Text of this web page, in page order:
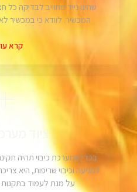
שהינו נייד מחוייב לבדיקה
המכשיר. לוודא כי
קרא
ציוד
בכדי שמערכת כיבוי תהיה
למניעה וכיבוי שריפות, היא
על מנת לעמוד בתקנות